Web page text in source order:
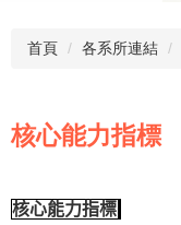
首頁 各系所連結
核心能力指標
核心能力指標